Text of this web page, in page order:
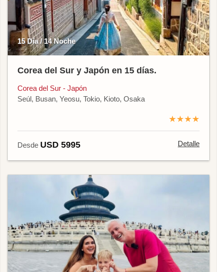
15 Día / 14 Noche
Corea del Sur y Japón en 15 días.
Corea del Sur - Japón
Seúl, Busan, Yeosu, Tokio, Kioto, Osaka
★★★★
Desde USD 5995 Detalle